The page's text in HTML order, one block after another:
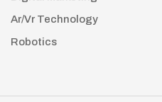
Ar/Vr Technology
Robotics